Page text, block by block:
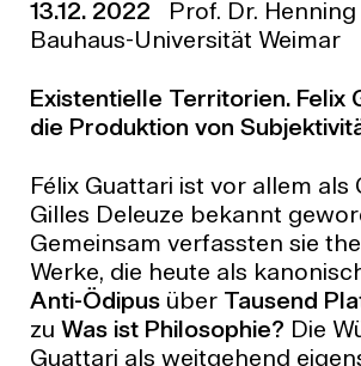
13.12. 2022 Prof. Dr. Henning
Bauhaus-Universität Weimar
Existentielle Territorien. Felix
die Produktion von
Félix Guattari ist vor allem als
Gilles Deleuze bekannt
Gemeinsam verfassten sie
Werke, die heute als
Anti-Ödipusüber Tausend
zu Was ist Philosophie? Die
Guattari als weitgehend